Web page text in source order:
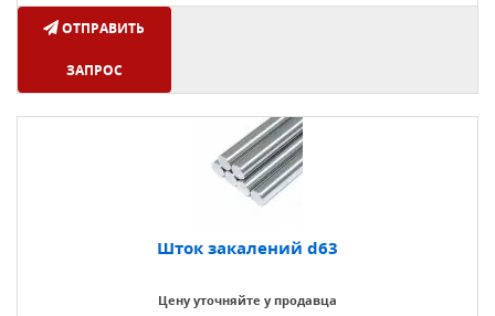
ОТПРАВИТЬ
ЗАПРОС
Шток закалений d63
Цену уточняйте у продавца